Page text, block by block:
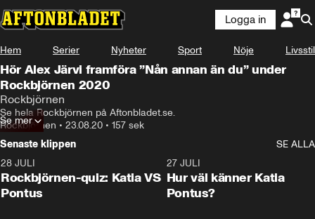
Logga in
Hem Serier Nyheter Sport Nöje Livsstil
Hör Alex Järvi framföra ”Nån annan än du” under
Rockbjörnen 2020
Rockbjörnen
Se hela Rockbjörnen på Aftonbladet.se.
Rockbjörnen • 23.08.20 • 157 sek
Se mer
Senaste klippen
SE ALLA
28 JULI
Rockbjörnen-quiz: Katia VS
Pontus
27 JULI
Hur väl känner Katia
Pontus?